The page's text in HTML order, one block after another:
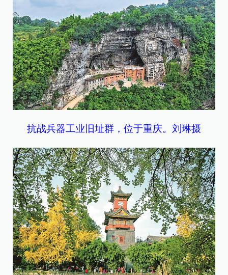
抗战兵器工业旧址群，位于重庆。刘琳摄